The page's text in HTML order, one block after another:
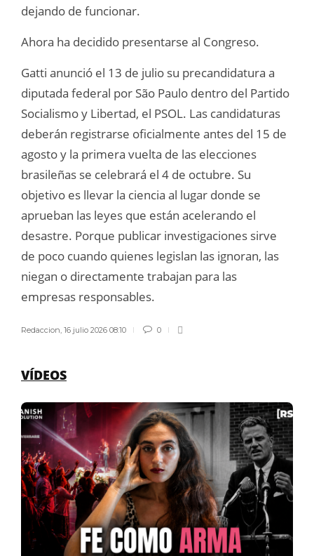
dejando de funcionar.
Ahora ha decidido presentarse al Congreso.
Gatti anunció el 13 de julio su precandidatura a
diputada federal por São Paulo dentro del Partido
Socialismo y Libertad, el PSOL. Las candidaturas
deberán registrarse oficialmente antes del 15 de
agosto y la primera vuelta de las elecciones
brasileñas se celebrará el 4 de octubre. Su
objetivo es llevar la ciencia al lugar donde se
aprueban las leyes que están acelerando el
desastre. Porque publicar investigaciones sirve
de poco cuando quienes legislan las ignoran, las
niegan o directamente trabajan para las
empresas responsables.
Redaccion, 16 julio 2026 08:10 0
VÍDEOS